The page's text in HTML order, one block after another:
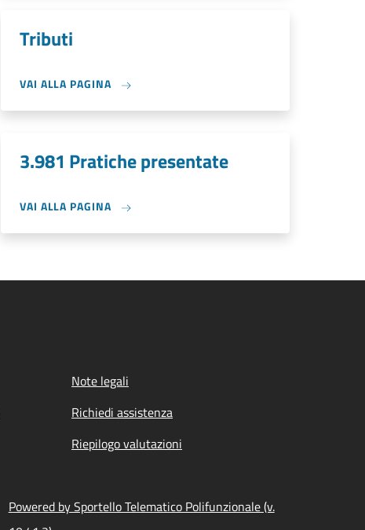
Tributi
VAI ALLA PAGINA
3.981 Pratiche presentate
VAI ALLA PAGINA
Note legali
Richiedi assistenza
Riepilogo valutazioni
Powered by Sportello Telematico Polifunzionale (v.